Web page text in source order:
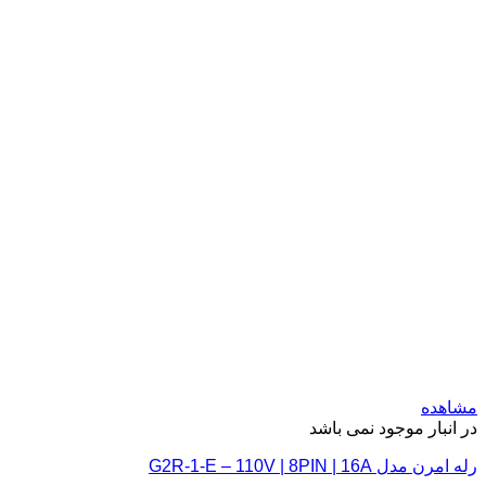
مشاهده
در انبار موجود نمی باشد
رله امرن مدل G2R-1-E – 110V | 8PIN | 16A